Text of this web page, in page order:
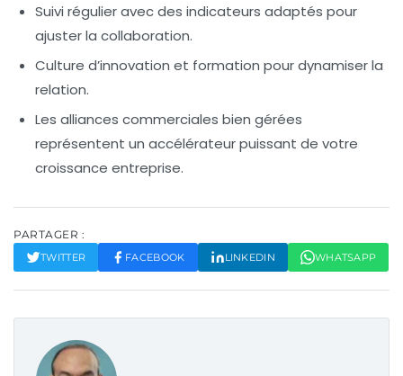
Suivi régulieravec des indicateurs adaptés pour
ajuster la collaboration.
Culture d’innovation et formation pour dynamiser la
relation.
Les alliances commerciales bien gérées
représentent un accélérateur puissant de votre
croissance entreprise.
PARTAGER :
TWITTER FACEBOOK LINKEDIN WHATSAPP